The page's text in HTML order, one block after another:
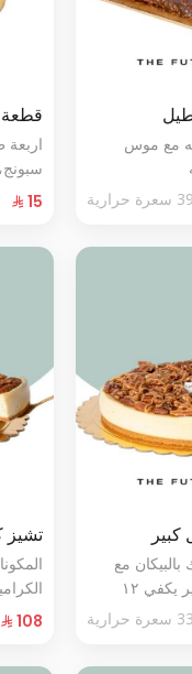
مع موس
حرارية
مع
الكراميل اللملح الحجم:كبير يكفي ١٢
حرارية
تشيز
أشخاص